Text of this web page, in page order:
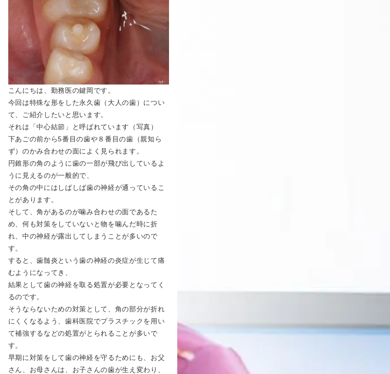
こんにちは、勤務医の鍵岡です。
今回は特殊な形をした永久歯（大人の歯）につい
て、ご紹介したいと思います。
それは「中心結節」と呼ばれています（写真）
下あごの前から5番目の歯や８番目の歯（親知ら
ず）のかみ合わせの面によく見られます。
円錐形の角のように歯の一部が飛び出しているよ
うに見えるのが一般的で、
その角の中にはしばしば歯の神経が通っているこ
とがあります。
そして、角があるのが噛み合わせの面であるた
め、何も対策をしていないと物を噛んだ時に折
れ、中の神経が露出してしまうことが多いので
す。
すると、歯髄炎という歯の神経の炎症が生じて痛
むようになってき、
結果として歯の神経を取る処置が必要となってく
るのです。
そうならないための対策として、角の部分が折れ
にくくなるよう、歯科医院でプラスチックを用い
て補強するなどの処置がとられることが多いで
す。
早期に対策をして歯の神経を守るためにも、お父
さん、お母さんは、お子さんの歯が生え変わり、